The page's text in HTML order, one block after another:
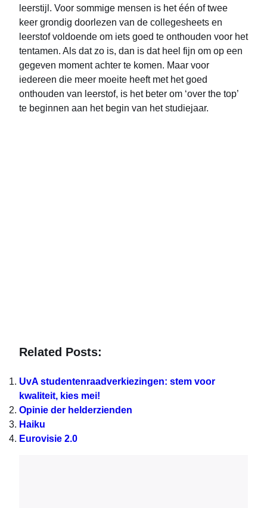
leerstijl. Voor sommige mensen is het één of twee
keer grondig doorlezen van de collegesheets en
leerstof voldoende om iets goed te onthouden voor het
tentamen. Als dat zo is, dan is dat heel fijn om op een
gegeven moment achter te komen. Maar voor
iedereen die meer moeite heeft met het goed
onthouden van leerstof, is het beter om ‘over the top’
te beginnen aan het begin van het studiejaar.
Related Posts:
UvA studentenraadverkiezingen: stem voor
kwaliteit, kies mei!
Opinie der helderzienden
Haiku
Eurovisie 2.0